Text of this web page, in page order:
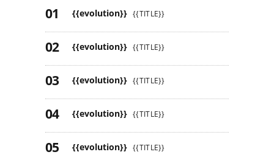
{{evolution}} {{TITLE}}
{{evolution}} {{TITLE}}
{{evolution}} {{TITLE}}
{{evolution}} {{TITLE}}
{{evolution}} {{TITLE}}